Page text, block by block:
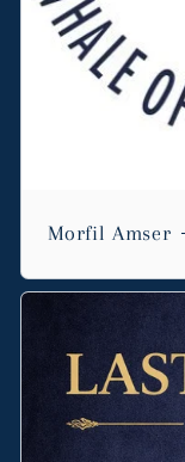
Morfil Amser